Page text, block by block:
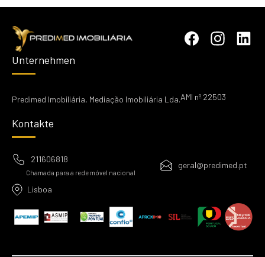
Unternehmen
Predimed Imobiliária, Mediação Imobiliária Lda.AMI nº 22503
Kontakte
211606818
Chamada para a rede móvel nacional
geral@predimed.pt
Lisboa